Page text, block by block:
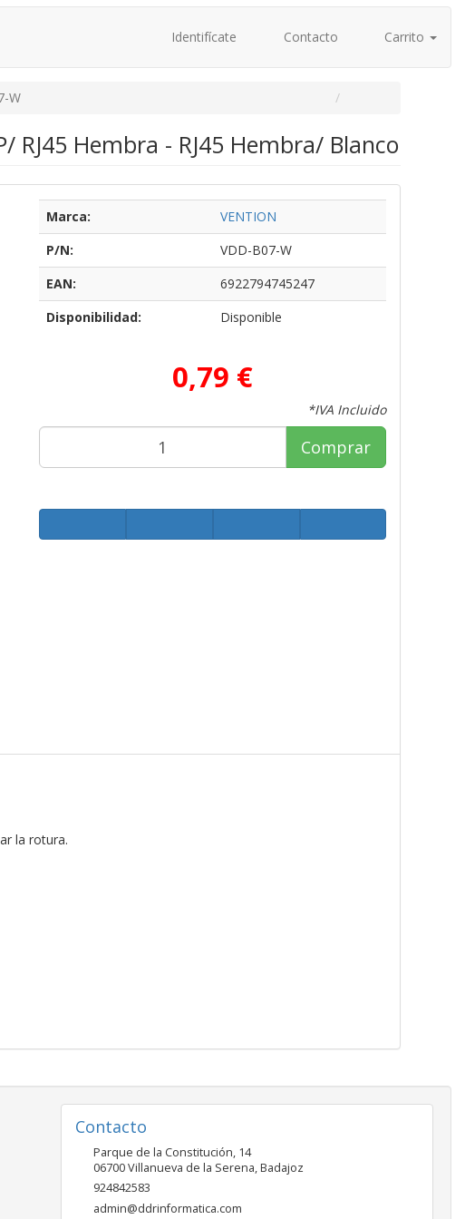
Identifícate Contacto Carrito
W
RJ45 Hembra - RJ45 Hembra/ Blanco
Marca:
VENTION
P/N:
VDD-B07-W
EAN:
6922794745247
Disponibilidad:
Disponible
0,79 €
*IVA Incluido
Comprar
la rotura.
Contacto
Parque de la Constitución, 14
06700Villanueva de la Serena,Badajoz
924842583
admin@ddrinformatica.com